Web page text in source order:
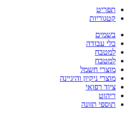
תפריט
קטגוריות
בשמים
כלי עבודה
למטבח
למטבח
מוצרי חשמל
מוצרי ניקיון והיגיינה
ציוד רפואי
ריהוט
תוספי תזונה